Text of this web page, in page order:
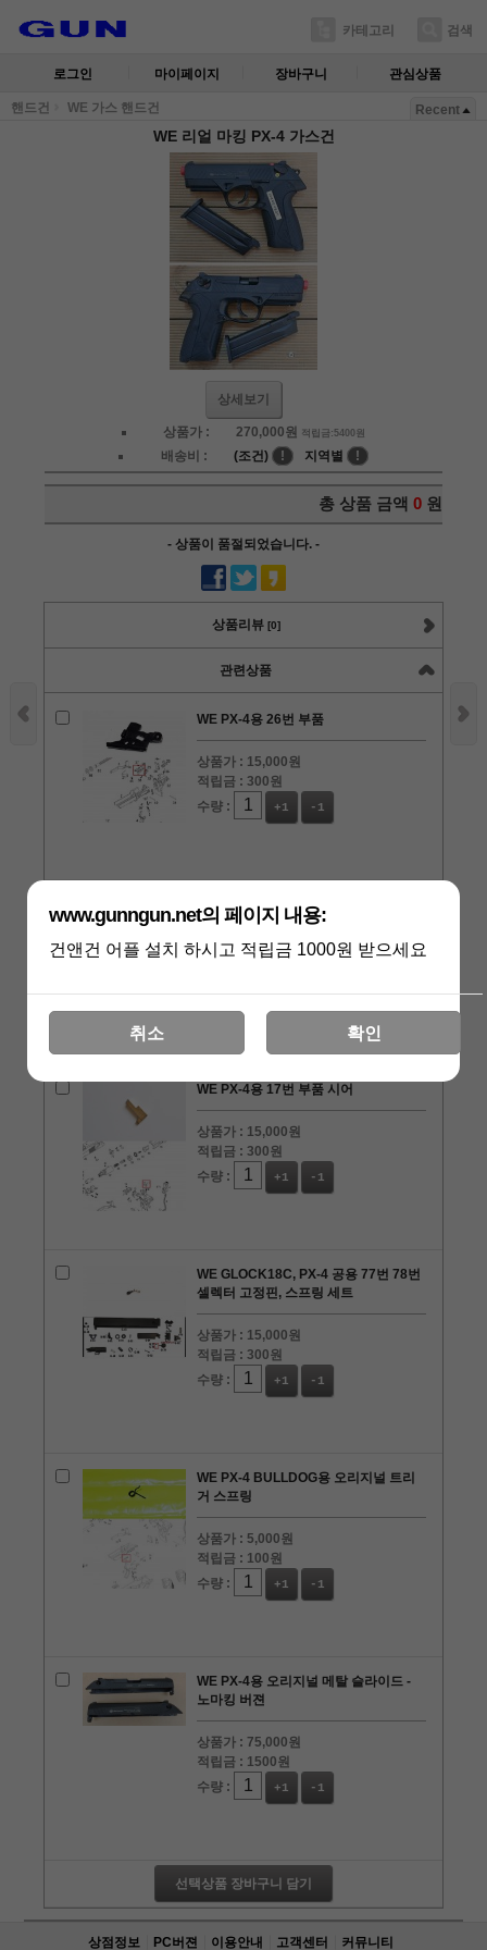
카테고리 검색
로그인 마이페이지 장바구니 관심상품
핸드건 WE 가스 핸드건 Recent
WE 리얼 마킹 PX-4 가스건
상세보기
상품가 : 270,000원 적립금:5400원
배송비 : (조건) ! 지역별 !
총 상품 금액 0 원
- 상품이 품절되었습니다. -
상품리뷰 [0]
관련상품
WE PX-4용 26번 부품
상품가 : 15,000원
적립금 :300원
수량 :
+1 -1
WE PX-4용 29번 부품 시어
상품가 :12,000원
수량 :
+1 -1
WE PX-4용 17번 부품 시어
상품가 : 15,000원
적립금 :300원
수량 :
+1 -1
WE GLOCK18C, PX-4 공용 77번 78번
셀렉터 고정핀, 스프링 세트
상품가 : 15,000원
적립금 :300원
수량 :
+1 -1
WE PX-4 BULLDOG용 오리지널 트리
거 스프링
상품가 : 5,000원
적립금 : 100원
수량 :
+1 -1
WE PX-4용 오리지널 메탈 슬라이드 -
노마킹 버젼
상품가 :75,000원
적립금 : 1500원
수량 :
+1 -1
선택상품 장바구니 담기
상점정보 PC버젼 이용안내 고객센터 커뮤니티
www.gunngun.net의 페이지 내용:
건앤건 어플 설치 하시고 적립금 1000원 받으세요
취소 확인